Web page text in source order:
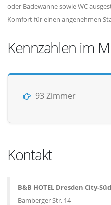
oder Badewanne sowie WC
Komfort für einen angenehmen
Kennzahlen im
93 Zimmer
Kontakt
B&B HOTEL Dresden City-Süd
Bamberger Str. 14